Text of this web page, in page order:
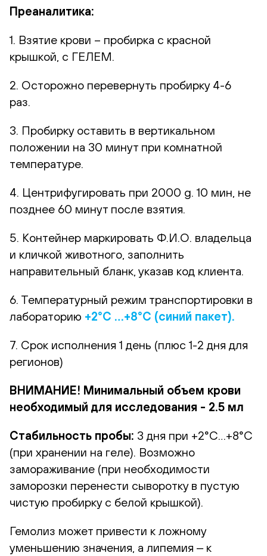
Преаналитика:
1. Взятие крови – пробирка с красной
крышкой, с ГЕЛЕМ.
2. Осторожно перевернуть пробирку 4-6
раз.
3. Пробирку оставить в вертикальном
положении на 30 минут при комнатной
температуре.
4. Центрифугировать при 2000 g. 10 мин, не
позднее 60 минут после взятия.
5. Контейнер маркировать Ф.И.О. владельца
и кличкой животного, заполнить
направительный бланк, указав код клиента.
6. Температурный режим транспортировки в
лабораторию +2°С …+8°С (синий пакет).
7. Срок исполнения 1 день (плюс 1-2 дня для
регионов)
ВНИМАНИЕ! Минимальный объем крови
необходимый для исследования - 2.5 мл
Стабильность пробы: 3 дня при +2°С…+8°С
(при хранении на геле). Возможно
замораживание (при необходимости
заморозки перенести сыворотку в пустую
чистую пробирку с белой крышкой).
Гемолиз может привести к ложному
уменьшению значения, а липемия ‒ к